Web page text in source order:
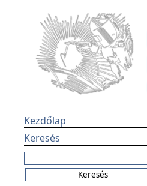
Kezdőlap
Keresés